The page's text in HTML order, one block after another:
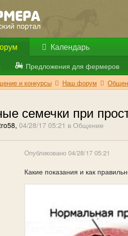
Предложения для фермеров
Календарь
и конкурсы Наш форум
семечки при
04/28/17 05:21 в Общение
Опубликовано 04/28/17 05:21
Какие показания и как